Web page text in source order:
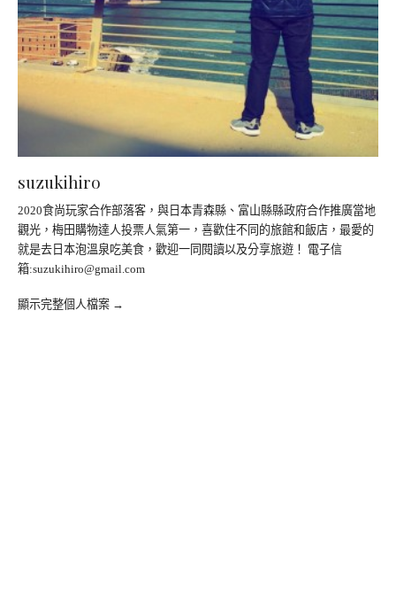
suzukihiro
2020食尚玩家合作部落客，與日本青森縣、富山縣縣政府合作推廣當地
觀光，梅田購物達人投票人氣第一，喜歡住不同的旅館和飯店，最愛的
就是去日本泡溫泉吃美食，歡迎一同閱讀以及分享旅遊！ 電子信
箱:suzukihiro@gmail.com
顯示完整個人檔案 →